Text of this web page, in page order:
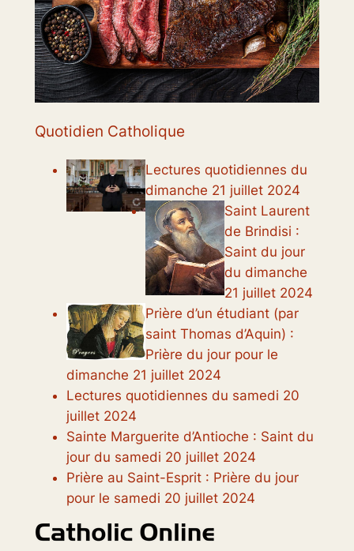
Quotidien Catholique
Lectures quotidiennes du
dimanche 21 juillet 2024
Saint Laurent
de Brindisi :
Saint du jour
du dimanche
21 juillet 2024
Prière d’un étudiant (par
saint Thomas d’Aquin) :
Prière du jour pour le
dimanche 21 juillet 2024
Lectures quotidiennes du samedi 20
juillet 2024
Sainte Marguerite d’Antioche : Saint du
jour du samedi 20 juillet 2024
Prière au Saint-Esprit : Prière du jour
pour le samedi 20 juillet 2024